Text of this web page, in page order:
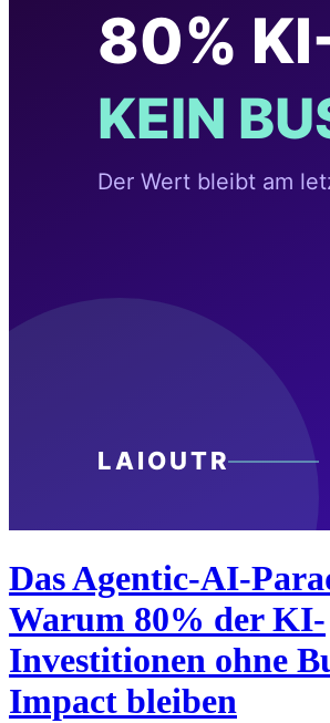
Das Agentic-AI-
Warum 80% der KI-
Investitionen ohne
Impact bleiben